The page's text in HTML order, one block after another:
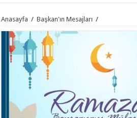
Anasayfa / Başkan'ın Mesajları /